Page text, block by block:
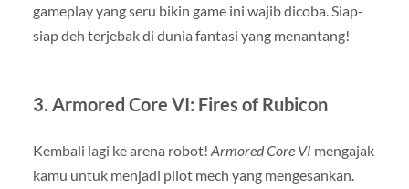
gameplay yang seru bikin game ini wajib dicoba. Siap-
siap deh terjebak di dunia fantasi yang menantang!
3. Armored Core VI: Fires of Rubicon
Kembali lagi ke arena robot! Armored Core VI mengajak
kamu untuk menjadi pilot mech yang mengesankan.